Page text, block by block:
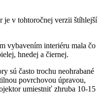
je v tohtoročnej verzii štíhlejší
vybavením interiéru mala čo
hnedej a čiernej.
sú často trochu neohrabané
povrchovou úpravou,
umiestniť zhruba 10-15